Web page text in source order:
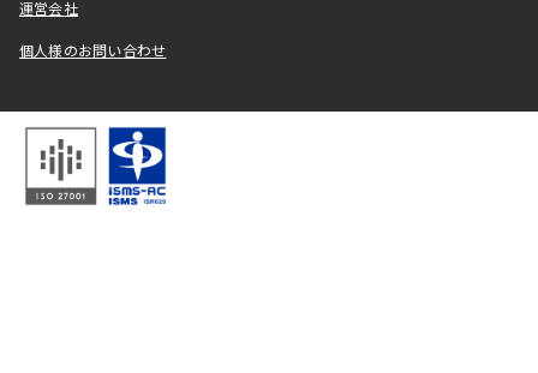
運営会社
個人様のお問い合わせ